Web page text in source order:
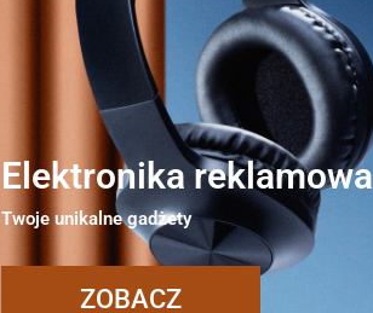
Elektronika reklamowa
Twoje unikalne gadżety
ZOBACZ